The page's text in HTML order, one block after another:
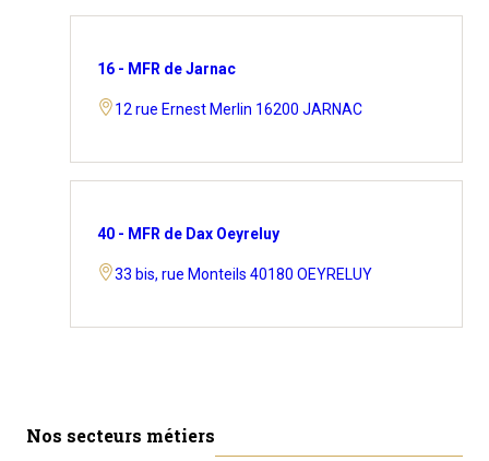
16 - MFR de Jarnac
12 rue Ernest Merlin 16200 JARNAC
40 - MFR de Dax Oeyreluy
33 bis, rue Monteils 40180 OEYRELUY
Nos secteurs métiers